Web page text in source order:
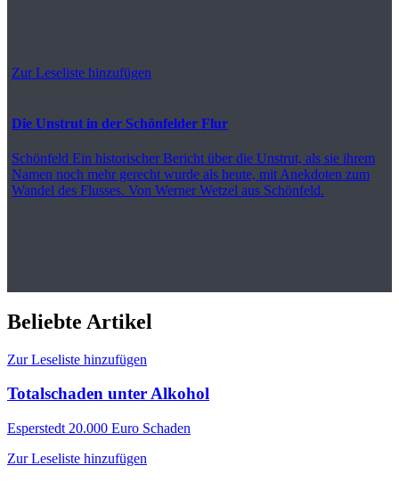
Zur Leseliste hinzufügen
Die Unstrut in der Schönfelder Flur
Schönfeld Ein historischer Bericht über die Unstrut, als sie ihrem
Namen noch mehr gerecht wurde als heute, mit Anekdoten zum
Wandel des Flusses. Von Werner Wetzel aus Schönfeld.
Beliebte Artikel
Zur Leseliste hinzufügen
Totalschaden unter Alkohol
Esperstedt 20.000 Euro Schaden
Zur Leseliste hinzufügen